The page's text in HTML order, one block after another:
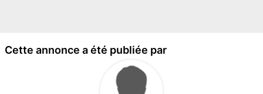
Cette annonce a été publiée par